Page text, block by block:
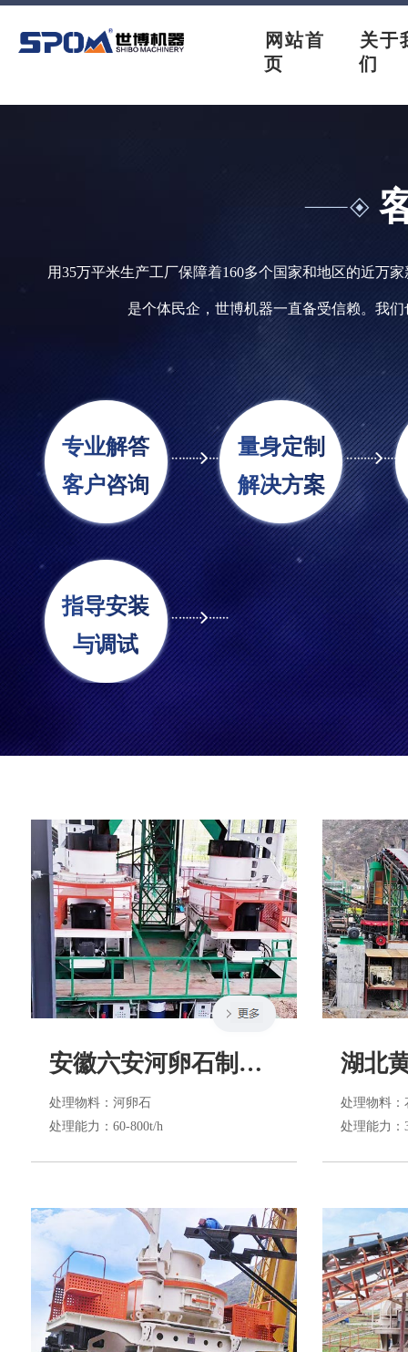
网站首
页
关于
们
用35万平米生产工厂保障着160多个国家和地区的近万
是个体民企，世博机器一直备受信赖。我
专业解答
客户咨询
量身定制
解决方案
指导安装
与调试
安徽六安河卵石制砂生产线
处理物料 ：河卵石
处理能力 ：60-800t/h
处理物料
处理能力